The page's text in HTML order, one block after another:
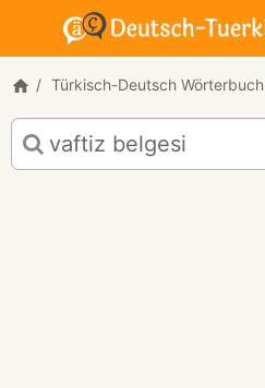
Türkisch-Deutsch Wörterbuch
Türkisch-
Deutsch
Übersetzung